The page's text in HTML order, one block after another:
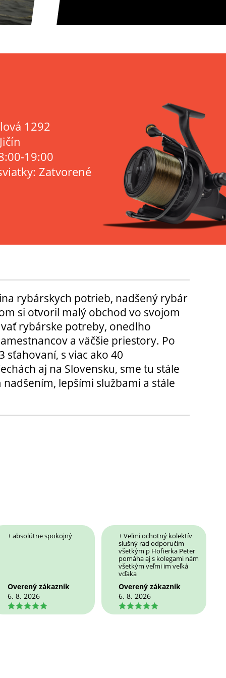
1292
19:00
Zatvorené
rybárskych potrieb, nadšený rybár
si otvoril malý obchod vo svojom
rybárske potreby, onedlho
a väčšie priestory. Po
sťahovaní, s viac ako 40
aj na Slovensku, sme tu stále
lepšími službami a stále
+ absolútne spokojný
Overený zákazník
6. 8. 2026
5
+ Veľmi ochotný kolektív
slušný rad odporučím
všetkým p Hofierka Peter
pomáha aj s kolegami nám
všetkým veľmi im veľká
vďaka
Overený zákazník
6. 8. 2026
5